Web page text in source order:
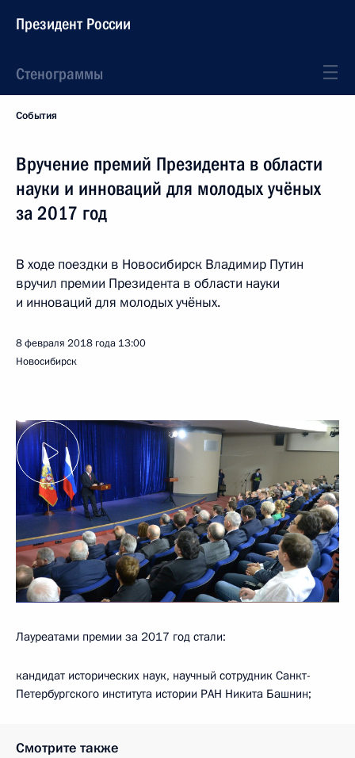
Президент России
Стенограммы
События
Вручение премий Президента в области
науки и инноваций для молодых учёных
за 2017 год
В ходе поездки в Новосибирск Владимир Путин
вручил премии Президента в области науки
и инноваций для молодых учёных.
8 февраля 2018 года 13:00
Новосибирск
Лауреатами премии за 2017 год стали:
кандидат исторических наук, научный сотрудник Санкт-
Петербургского института истории РАН Никита Башнин;
Смотрите также